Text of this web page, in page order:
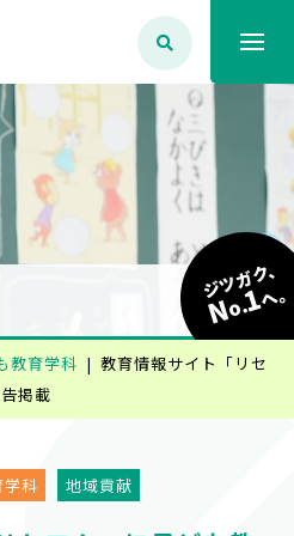
ジツガク、
No.1へ
教育学科
教育情報サイト「リセ
掲載
科 地域貢献